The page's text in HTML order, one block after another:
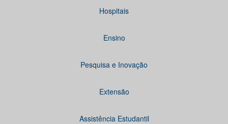
Hospitais
Ensino
Pesquisa e Inovação
Extensão
Assistência Estudantil